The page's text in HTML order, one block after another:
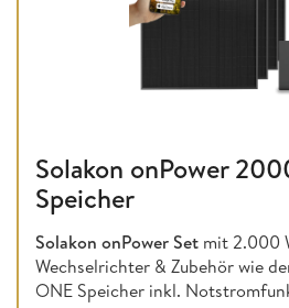
Solakon onPower
Speicher
Solakon onPower Set mit 2.000
Wechselrichter & Zubehör wie
ONE Speicher inkl.